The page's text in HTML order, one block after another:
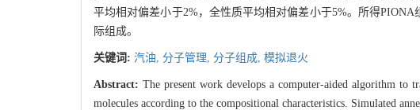
平均相对偏差小于2%，全性质平均相对偏差小于5%。所得
际组成。
关键词: 汽油, 分子管理, 分子组成, 模拟退火
Abstract:The present work develops a computer-aided algorithm to
molecules according to the compositional characteristics. Simulated